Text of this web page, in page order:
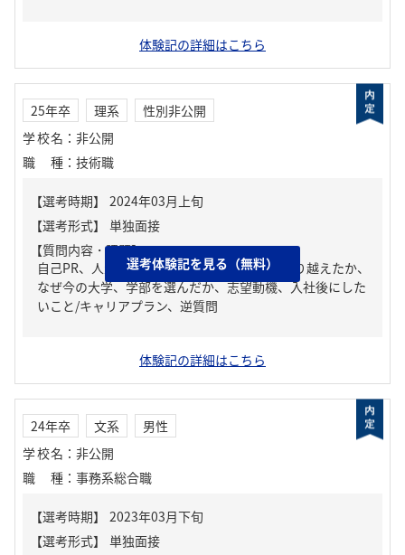
体験記の詳細はこちら
25年卒 理系
性別非公開
学校名 ： 非公開
職種 ： 技術職
【質問内容・課題】
自己PR、人生の中で大きな挫折経験。どう乗り越えたか、
なぜ今の大学、学部を選んだか、志望動機、入社後にした
いこと/キャリアプラン、逆質問
選考体験記を見る（無料）
体験記の詳細はこちら
24年卒 文系
男性
学校名 ： 非公開
職種 ： 事務系総合職